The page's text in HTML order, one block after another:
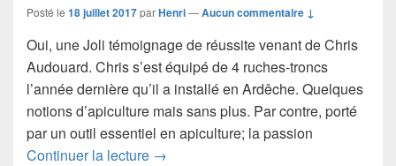
Posté le 18 juillet 2017parHenri—Aucun commentaire ↓
Oui, une Joli témoignage de réussite venant de Chris
Audouard. Chris s’est équipé de 4 ruches-troncs
l’année dernière qu’il a installé en Ardêche. Quelques
notions d’apiculture mais sans plus. Par contre, porté
par un outil essentiel en apiculture; la passion
Continuer la lecture Un joli témoignage de réussite…
→